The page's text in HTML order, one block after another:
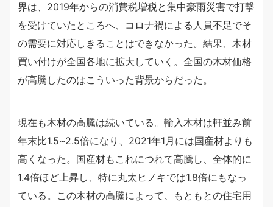
界は、2019年からの消費税増税と集中豪雨災害で打撃
を受けていたところへ、コロナ禍による人員不足でそ
の需要に対応しきることはできなかった。結果、木材
買い付けが全国各地に拡大していく。全国の木材価格
が高騰したのはこういった背景からだった。
現在も木材の高騰は続いている。輸入木材は軒並み前
年末比1.5~2.5倍になり、2021年1月には国産材よりも
高くなった。国産材もこれにつれて高騰し、全体的に
1.4倍ほど上昇し、特に丸太ヒノキでは1.8倍にもなっ
ている。この木材の高騰によって、もともとの住宅用